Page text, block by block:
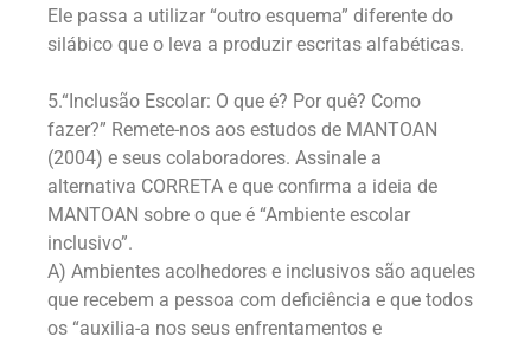
Ele passa a utilizar “outro esquema” diferente do
silábico que o leva a produzir escritas alfabéticas.
5.“Inclusão Escolar: O que é? Por quê? Como
fazer?” Remete-nos aos estudos de MANTOAN
(2004) e seus colaboradores. Assinale a
alternativa CORRETA e que confirma a ideia de
MANTOAN sobre o que é “Ambiente escolar
inclusivo”.
A) Ambientes acolhedores e inclusivos são aqueles
que recebem a pessoa com deficiência e que todos
os “auxilia-a nos seus enfrentamentos e